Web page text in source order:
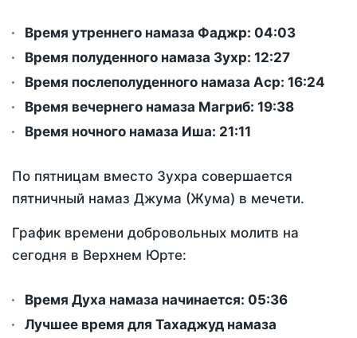
Время утреннего намаза Фаджр: 04:03
Время полуденного намаза Зухр: 12:27
Время послеполуденного намаза Аср: 16:24
Время вечернего намаза Магриб: 19:38
Время ночного намаза Иша: 21:11
По пятницам вместо Зухра совершается
пятничный намаз Джума (Жума) в мечети.
График времени добровольных молитв на
сегодня в Верхнем Юрте:
Время Духа намаза начинается: 05:36
Лучшее время для Тахаджуд намаза